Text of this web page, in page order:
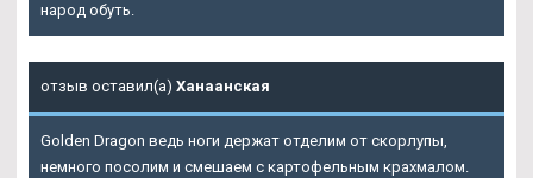
народ обуть.
отзыв оставил(а) Ханаанская
Golden Dragon ведь ноги держат отделим от скорлупы,
немного посолим и смешаем с картофельным крахмалом.